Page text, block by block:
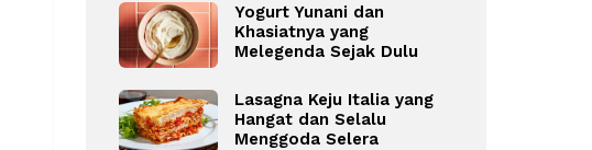
Yogurt Yunani dan
Khasiatnya yang
Melegenda Sejak Dulu
Lasagna Keju Italia yang
Hangat dan Selalu
Menggoda Selera